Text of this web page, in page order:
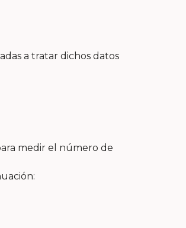
a tratar dichos datos
medir el número de